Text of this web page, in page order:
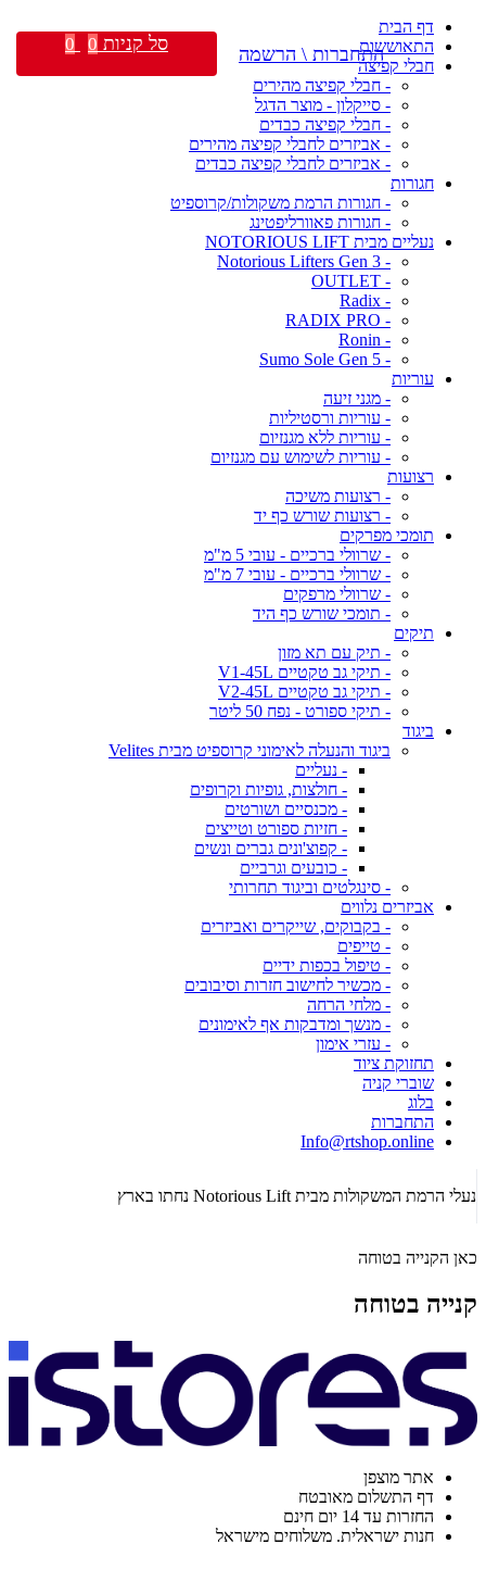
דף הבית
התאוששות
חבלי קפיצה
- חבלי קפיצה מהירים
- סייקלון - מוצר הדגל
- חבלי קפיצה כבדים
- אביזרים לחבלי קפיצה מהירים
- אביזרים לחבלי קפיצה כבדים
חגורות
- חגורות הרמת משקולות/קרוספיט
- חגורות פאוורליפטינג
נעליים מבית NOTORIOUS LIFT
- Notorious Lifters Gen 3
- OUTLET
- Radix
- RADIX PRO
- Ronin
- Sumo Sole Gen 5
עוריות
- מגני זיעה
- עוריות ורסטיליות
- עוריות ללא מגנזיום
- עוריות לשימוש עם מגנזיום
רצועות
- רצועות משיכה
- רצועות שורש כף יד
תומכי מפרקים
- שרוולי ברכיים - עובי 5 מ"מ
- שרוולי ברכיים - עובי 7 מ"מ
- שרוולי מרפקים
- תומכי שורש כף היד
תיקים
- תיק עם תא מזון
- תיקי גב טקטיים V1-45L
- תיקי גב טקטיים V2-45L
- תיקי ספורט - נפח 50 ליטר
ביגוד
ביגוד והנעלה לאימוני קרוספיט מבית Velites
- נעליים
- חולצות, גופיות וקרופים
- מכנסיים ושורטים
- חזיות ספורט וטייצים
- קפוצ'ונים גברים ונשים
- כובעים וגרביים
- סינגלטים וביגוד תחרותי
אביזרים נלווים
- בקבוקים, שייקרים ואביזרים
- טייפים
- טיפול בכפות ידיים
- מכשיר לחישוב חזרות וסיבובים
- מלחי הרחה
- מנשך ומדבקות אף לאימונים
- עזרי אימון
תחזוקת ציוד
שוברי קניה
בלוג
התחברות
Info@rtshop.online
נעלי הרמת המשקולות מבית Notorious Lift נחתו בארץ
כאן הקנייה בטוחה
קנייה בטוחה
אתר מוצפן
דף התשלום מאובטח
החזרות עד 14 יום חינם
חנות ישראלית. משלוחים מישראל
התחברות \ הרשמה סל קניות 0
0